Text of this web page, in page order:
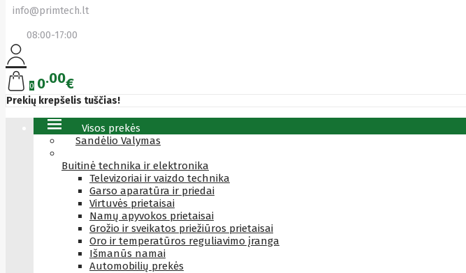
info@primtech.lt
08:00-17:00
0 0 00€
Prekių krepšelis tuščias!
Visos prekės
Sandėlio Valymas
Buitinė technika ir elektronika
Televizoriai ir vaizdo technika
Garso aparatūra ir priedai
Virtuvės prietaisai
Namų apyvokos prietaisai
Grožio ir sveikatos priežiūros prietaisai
Oro ir temperatūros reguliavimo įranga
Išmanūs namai
Automobilių prekės